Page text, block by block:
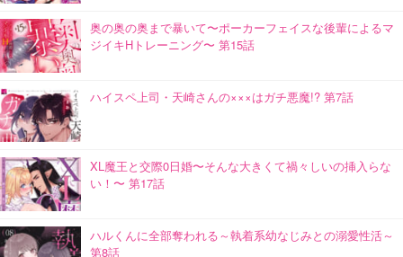
奥の奥の奥まで暴いて〜ポーカーフェイスな後輩によるマ
ジイキHトレーニング〜 第15話
ハイスペ上司・天崎さんの×××はガチ悪魔!? 第7話
XL魔王と交際0日婚〜そんな大きくて禍々しいの挿入らな
い！〜 第17話
ハルくんに全部奪われる～執着系幼なじみとの溺愛性活～
第8話